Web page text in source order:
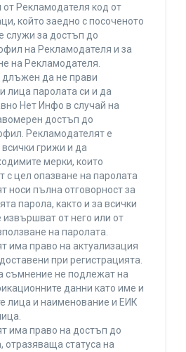
от Рекламодателя код от
който заедно с посоченото
служи за достъп до
на Рекламодателя и за
на Рекламодателя.
длъжен да не прави
лица паролата си и да
Нет Инфо в случай на
достъп до
Рекламодателят е
грижи и да
мерки, които
с цел опазване на паролата
носи пълна отговорност за
парола, както и за всички
извършват от него или от
на паролата.
има право на актуализация
при регистрацията.
съмнение не подлежат на
данни като име и
лица и наименование и ЕИК
има право на достъп до
отразяваща статуса на